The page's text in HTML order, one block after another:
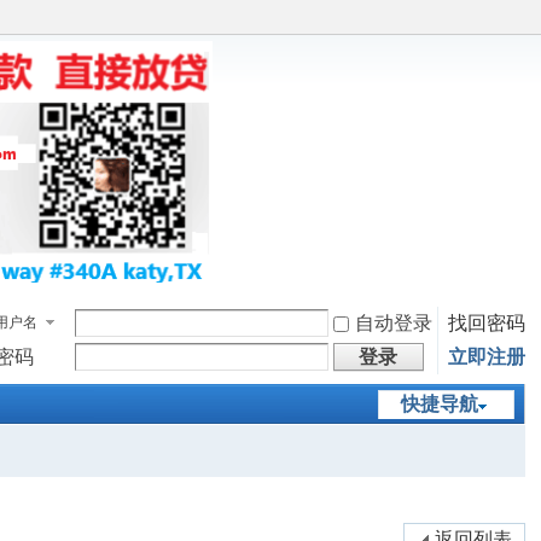
户名 自动登录
找回密码
码
登录 立即注册
快捷导航